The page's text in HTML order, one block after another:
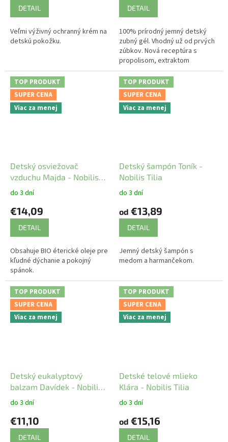
DETAIL
Veľmi výživný ochranný krém na
detskú pokožku.
DETAIL
100% prírodný jemný detský
zubný gél. Vhodný už od prvých
zúbkov. Nová receptúra s
propolisom, extraktom
grapefruitových jadier a
stéviou.
TOP PRODUKT
SUPER CENA
Viac za menej
Detský osviežovač
vzduchu Majda - Nobilis
Tilia
do 3 dní
€14,09
DETAIL
Obsahuje BIO éterické oleje pre
kľudné dýchanie a pokojný
spánok.
TOP PRODUKT
SUPER CENA
Viac za menej
Detský šampón Toník -
Nobilis Tilia
do 3 dní
od €13,89
DETAIL
Jemný detský šampón s
medom a harmančekom.
TOP PRODUKT
SUPER CENA
Viac za menej
Detský eukalyptový
balzam Davídek - Nobilis
Tilia
do 3 dní
€11,10
DETAIL
TOP PRODUKT
SUPER CENA
Viac za menej
Detské telové mlieko
Klára - Nobilis Tilia
do 3 dní
od €15,16
DETAIL